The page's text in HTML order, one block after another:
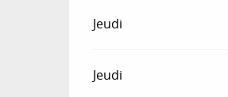
Jeudi
Jeudi